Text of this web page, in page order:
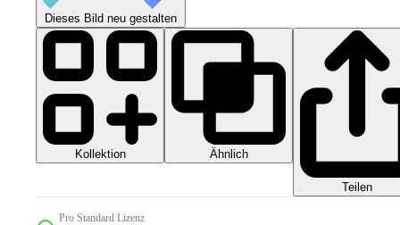
Dieses Bild neu gestalten
Kollektion Ähnlich
Teilen
Pro Standard Lizenz